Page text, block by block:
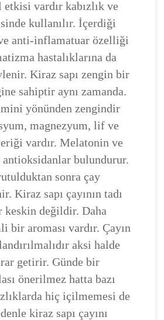
vardır kabızlık ve
kullanılır. İçerdiği
anti-inflamatuar özelliği
hastalıklarına da
Kiraz sapı zengin bir
sahiptir aynı zamanda.
yönünden zengindir
magnezyum, lif ve
vardır. Melatonin ve
bulundurur.
sonra çay
Kiraz sapı çayının tadı
keskin değildir. Daha
bir aroması vardır. Çayın
aksi halde
getirir. Günde bir
önerilmez hatta bazı
hiç içilmemesi de
kiraz sapı çayını